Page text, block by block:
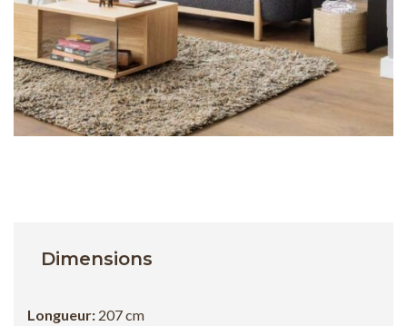
Dimensions
Longueur: 207cm